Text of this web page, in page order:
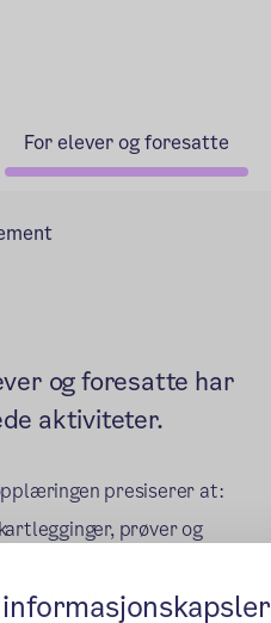
For elever og foresatte
og foresatte har
aktiviteter.
presiserer at:
prøver og
familiebegivenheter